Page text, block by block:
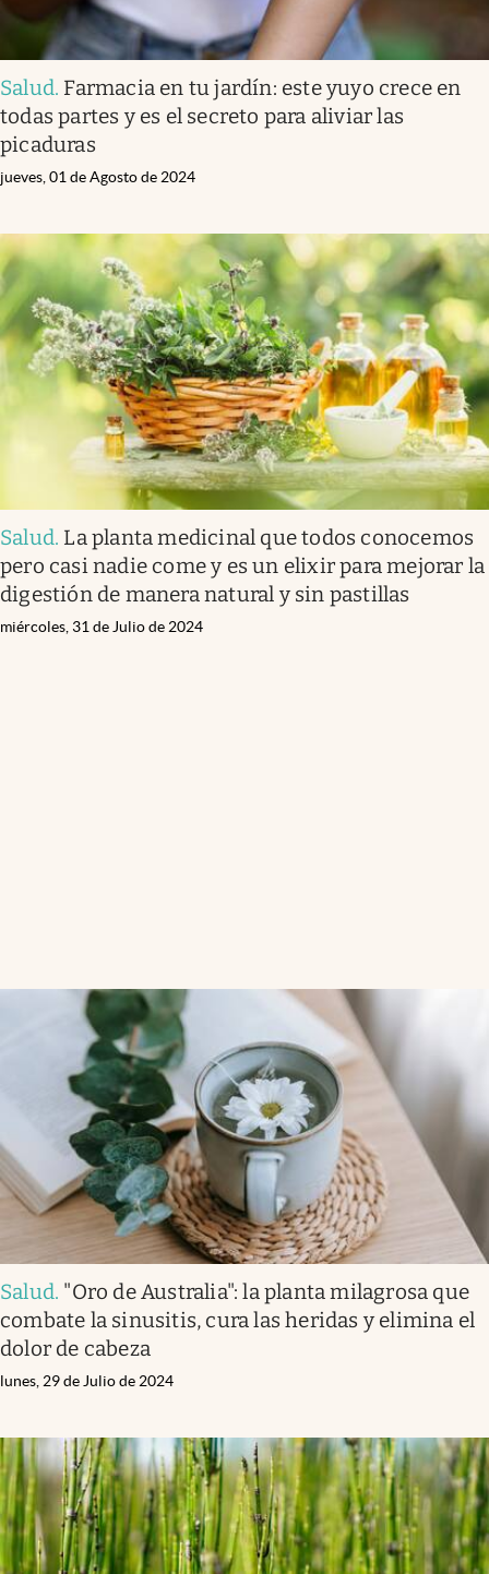
Salud. Farmacia en tu jardín: este yuyo crece en
todas partes y es el secreto para aliviar las
picaduras
jueves, 01 de Agosto de 2024
Salud. La planta medicinal que todos conocemos
pero casi nadie come y es un elixir para mejorar la
digestión de manera natural y sin pastillas
miércoles, 31 de Julio de 2024
Salud. "Oro de Australia": la planta milagrosa que
combate la sinusitis, cura las heridas y elimina el
dolor de cabeza
lunes, 29 de Julio de 2024